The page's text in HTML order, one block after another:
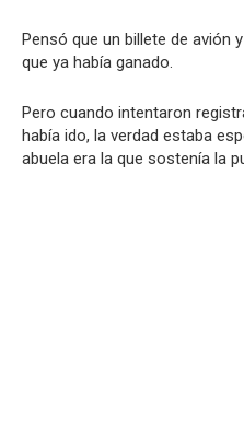
Pensó que un billete de avión
que ya había ganado.
Pero cuando intentaron
había ido, la verdad estaba
abuela era la que sostenía la